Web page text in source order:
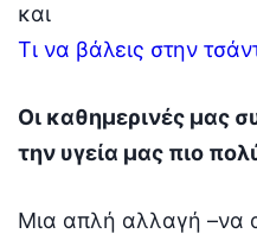
και
Τι να βάλεις στην
Οι καθημερινές μας
την υγεία μας πιο
Μια απλή αλλαγή –να